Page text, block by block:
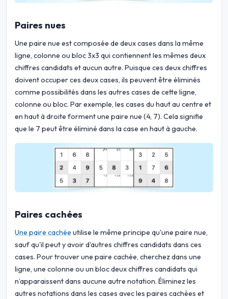
Paires nues
Une paire nue est composée de deux cases dans la même
ligne, colonne ou bloc 3x3 qui contiennent les mêmes deux
chiffres candidats et aucun autre. Puisque ces deux chiffres
doivent occuper ces deux cases, ils peuvent être éliminés
comme possibilités dans les autres cases de cette ligne,
colonne ou bloc. Par exemple, les cases du haut au centre et
en haut à droite forment une paire nue (4, 7). Cela signifie
que le 7 peut être éliminé dans la case en haut à gauche.
Paires cachées
Une paire cachée utilise le même principe qu'une paire nue,
sauf qu'il peut y avoir d'autres chiffres candidats dans ces
cases. Pour trouver une paire cachée, cherchez dans une
ligne, une colonne ou un bloc deux chiffres candidats qui
n’apparaissent dans aucune autre notation. Éliminez les
autres notations dans les cases avec les paires cachées et